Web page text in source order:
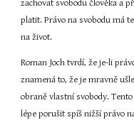
zachovat svobodu člověka a
platit. Právo na svobodu má
na život.
Roman Joch tvrdí, že je-li
znamená to, že je mravně
obraně vlastní svobody.
lépe porušit spíš nižší právo